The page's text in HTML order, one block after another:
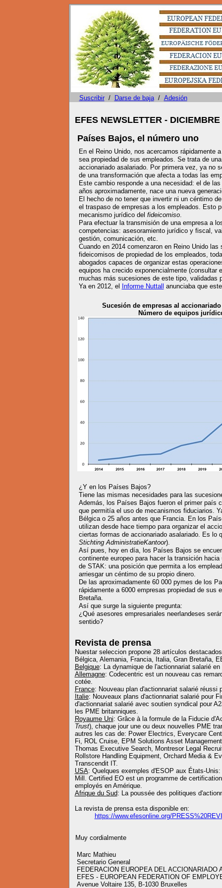
Suscribir/ Darse de baja/ Adesión
EFES NEWSLETTER - DICIEMBRE
Países Bajos, el número uno
En el Reino Unido, nos acercamos rápidamente
sea propiedad de sus empleados. Se trata de
accionariado asalariado. Por primera vez, ya no
de una transformación que afecta a todas las
Este cambio responde a una necesidad: el de
años aproximadamente, nace una nueva
El hecho de no tener que invertir ni un céntimo
el traspaso de empresas a los empleados. Esto
mecanismo jurídico del fideicomiso.
Para efectuar la transmisión de una empresa a
competencias: asesoramiento jurídico y fiscal,
gestión, comunicación, etc.
Cuando en 2014 comenzaron en Reino Unido
fideicomisos de propiedad de los empleados,
abogados capaces de organizar estas
equipos ha crecido exponencialmente (consultar
muchas más sucesiones de este tipo, validadas
Ya en 2012, el
Informe Nuttall anunciaba que
Sucesión de empresas al
Número de equipos
¿Y en los Países Bajos?
Tiene las mismas necesidades para las
Además, los Países Bajos fueron el primer país
que permitía el uso de mecanismos fiduciarios.
Bélgica o 25 años antes que Francia. En los
utilizan desde hace tiempo para organizar el
ciertas formas de accionariado asalariado. Es lo
Stichting AdministratieKantoor).
Así pues, hoy en día, los Países Bajos se
continente europeo para hacer la transición
de STAK: una posición que permita a los
arriesgar un céntimo de su propio dinero.
De las aproximadamente 60 000 pymes de los
rápidamente a 6000 empresas propiedad de sus
Bretaña.
Así que surge la siguiente pregunta:
¿Qué asesores empresariales neerlandeses
sentido?
Revista de prensa
Nuestar seleccion propone 28 artículos
Bélgica, Alemania, Francia, Italia, Gran Bretaña,
Belgique: La dynamique de l'actionnariat salarié
Allemagne: Codecentric est un nouveau cas
cotée.
France: Nouveau plan d'actionnariat salarié réussi
Italie: Nouveaux plans d'actionnariat salarié pour
d'actionnariat salarié avec soutien syndical pour
les PME britanniques.
Royaume Uni: Grâce à la formule de la Fiducie
Trust), chaque jour une ou deux nouvelles PME
autres les cas de: Power Electrics, Everycare
Fi, ROL Cruise, EPM Solutions Asset
Thomas Executive Search, Montresor Legal
Rollstore Handling Equipment, Orchard Media &
Transcendit IT.
USA: Quelques exemples d'ESOP aux États-
Mill. Certified EO est un programme de
employés en Amérique.
Afrique du Sud: La poussée des politiques
La revista de prensa esta disponible en:
https://www.efesonline.org/
Muy cordialmente
Marc Mathieu
Secretario General
FEDERACION EUROPEA DEL ACCIONARIADO
EFES - EUROPEAN FEDERATION OF
Avenue Voltaire 135, B-1030 Bruxelles